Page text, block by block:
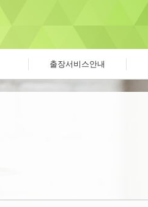
출장서비스안내